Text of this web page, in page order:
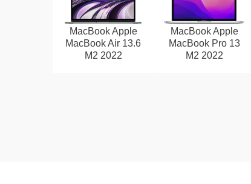
MacBook Apple
MacBook Air 13.6
M2 2022
MacBook Apple
MacBook Pro 13
M2 2022